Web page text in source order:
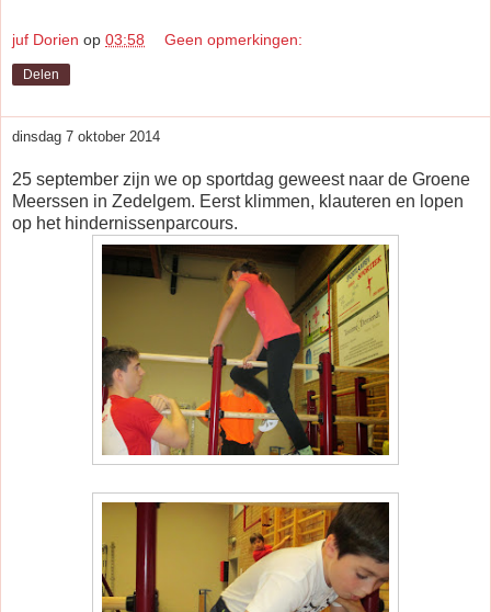
juf Dorien op 03:58 Geen opmerkingen:
Delen
dinsdag 7 oktober 2014
25 september zijn we op sportdag geweest naar de Groene
Meerssen in Zedelgem. Eerst klimmen, klauteren en lopen
op het hindernissenparcours.